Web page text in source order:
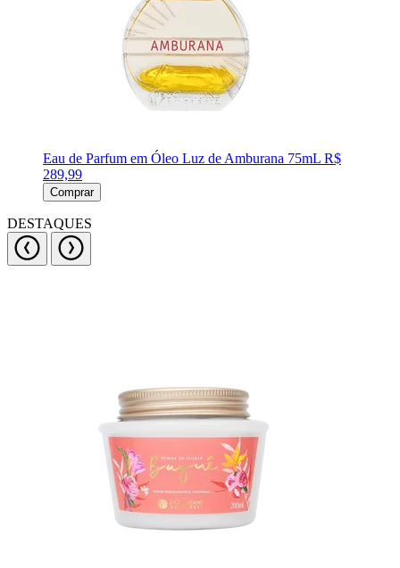
Eau de Parfum em Óleo Luz de Amburana 75mL R$
289,99
Comprar
DESTAQUES